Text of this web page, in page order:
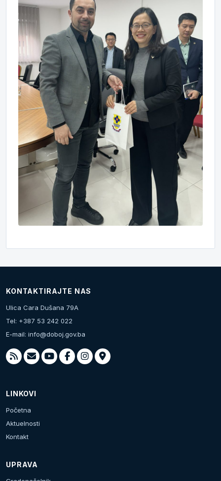
KONTAKTIRAJTE NAS
Ulica Cara Dušana 79A
Tel: +387 53 242 022
E-mail: info@doboj.gov.ba
LINKOVI
Početna
Aktuelnosti
Kontakt
UPRAVA